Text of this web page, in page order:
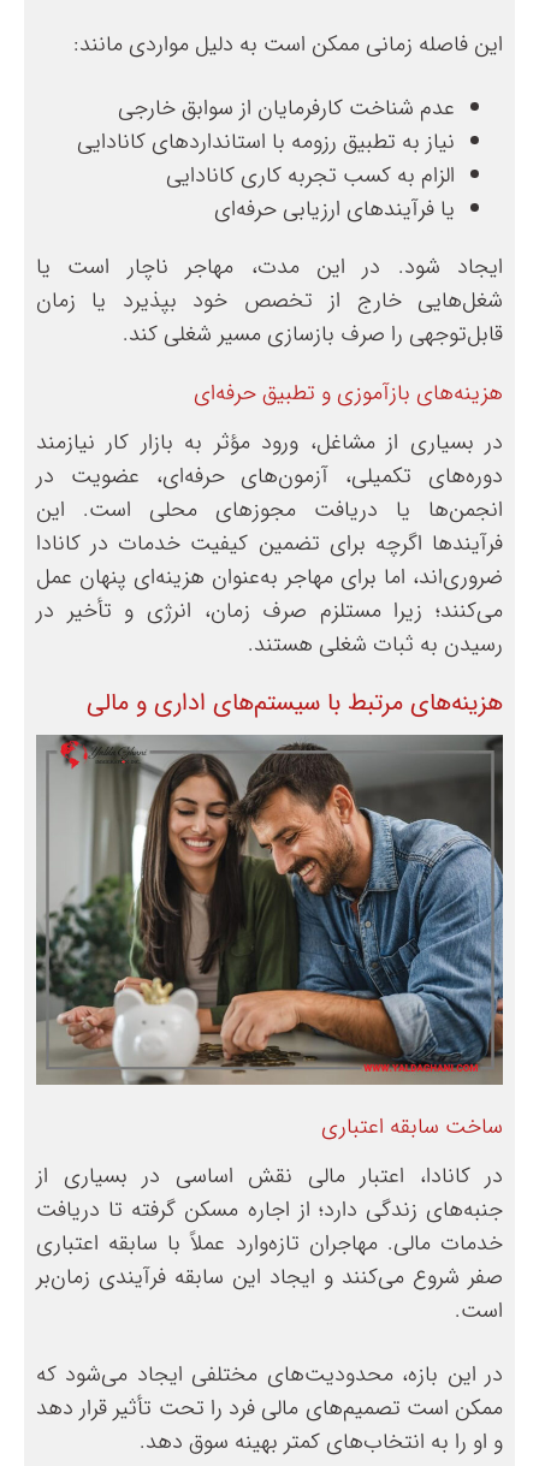
این فاصله زمانی ممکن است به دلیل مواردی مانند:
عدم شناخت کارفرمایان از سوابق خارجی
نیاز به تطبیق رزومه با استانداردهای کانادایی
الزام به کسب تجربه کاری کانادایی
یا فرآیندهای ارزیابی حرفه‌ای
ایجاد شود. در این مدت، مهاجر ناچار است یا
شغل‌هایی خارج از تخصص خود بپذیرد یا زمان
قابل‌توجهی را صرف بازسازی مسیر شغلی کند.
هزینه‌های بازآموزی و تطبیق حرفه‌ای
در بسیاری از مشاغل، ورود مؤثر به بازار کار نیازمند
دوره‌های تکمیلی، آزمون‌های حرفه‌ای، عضویت در
انجمن‌ها یا دریافت مجوزهای محلی است. این
فرآیندها اگرچه برای تضمین کیفیت خدمات در کانادا
ضروری‌اند، اما برای مهاجر به‌عنوان هزینه‌ای پنهان عمل
می‌کنند؛ زیرا مستلزم صرف زمان، انرژی و تأخیر در
رسیدن به ثبات شغلی هستند.
هزینه‌های مرتبط با سیستم‌های اداری و مالی
ساخت سابقه اعتباری
در کانادا، اعتبار مالی نقش اساسی در بسیاری از
جنبه‌های زندگی دارد؛ از اجاره مسکن گرفته تا دریافت
خدمات مالی. مهاجران تازه‌وارد عملاً با سابقه اعتباری
صفر شروع می‌کنند و ایجاد این سابقه فرآیندی زمان‌بر
است.
در این بازه، محدودیت‌های مختلفی ایجاد می‌شود که
ممکن است تصمیم‌های مالی فرد را تحت تأثیر قرار دهد
و او را به انتخاب‌های کمتر بهینه سوق دهد.